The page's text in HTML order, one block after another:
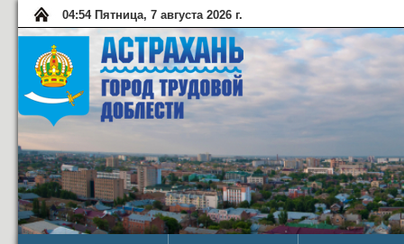
04:54 Пятница, 7 августа 2026 г.